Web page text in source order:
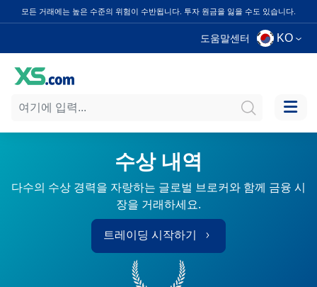
모든 거래에는 높은 수준의 위험이 수반됩니다. 투자 원금을 잃을 수도 있습니다.
도움말센터 KO
수상 내역
다수의 수상 경력을 자랑하는 글로벌 브로커와 함께 금융 시
장을 거래하세요.
트레이딩 시작하기